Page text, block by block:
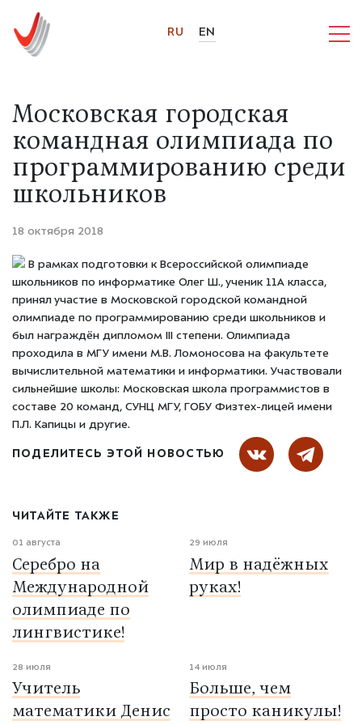
RU EN
Московская городская
командная олимпиада по
программированию среди
школьников
18 октября 2018
В рамках подготовки к Всероссийской олимпиаде
школьников по информатике Олег Ш., ученик 11А класса,
принял участие в Московской городской командной
олимпиаде по программированию среди школьников и
был награждён дипломом lll степени. Олимпиада
проходила в МГУ имени М.В. Ломоносова на факультете
вычислительной математики и информатики. Участвовали
сильнейшие школы: Московская школа программистов в
составе 20 команд, СУНЦ МГУ, ГОБУ Физтех-лицей имени
П.Л. Капицы и другие.
ПОДЕЛИТЕСЬ ЭТОЙ НОВОСТЬЮ
ЧИТАЙТЕ ТАКЖЕ
01 августа
Серебро на
Международной
олимпиаде по
лингвистике!
29 июля
Мир в надёжных
руках!
28 июля
Учитель
математики Денис
14 июля
Больше, чем
просто каникулы!